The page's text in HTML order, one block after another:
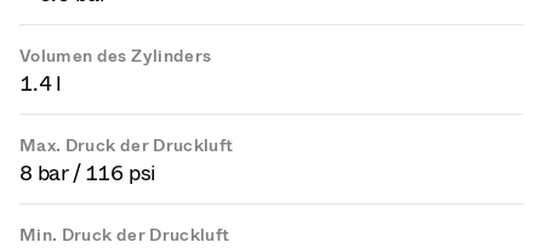
Volumen des Zylinders
1.4 l
Max. Druck der Druckluft
8 bar / 116 psi
Min. Druck der Druckluft